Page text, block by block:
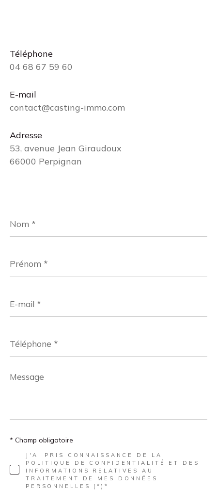
Téléphone
04 68 67 59 60
E-mail
contact@casting-immo.com
Adresse
53, avenue Jean Giraudoux
66000 Perpignan
*
*
mail
*
*
Message
*
J'AI PRIS CONNAISSANCE DE LA
POLITIQUE DE CONFIDENTIALITÉ ET DES
INFORMATIONS RELATIVES AU
TRAITEMENT DE MES DONNÉES
PERSONNELLES (*)*
* Champ obligatoire